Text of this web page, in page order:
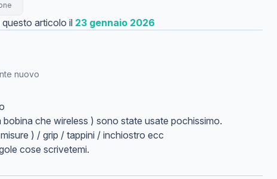
articolo il 23 gennaio 2026
nuovo
bobina che wireless ) sono state usate pochissimo.
) / grip / tappini / inchiostro ecc
cose scrivetemi.